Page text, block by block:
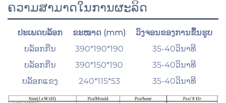
ຄວາມສາມາດໃນການຜະລິດ
ປະເພດບລັອກ ຂະໜາດ (mm) ວົງຈອນຂອງການຂຶ້ນຮູບ
ບລັອກກືນ
390*190*190
35-40ວິນາທີ
ບລັອກກືນ
390*150*190
35-40ວິນາທີ
ບລັອກແຂງ
240*115*53 35-40ວິນາທີ